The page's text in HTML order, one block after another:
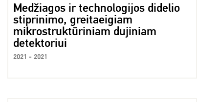
Medžiagos ir technologijos didelio
stiprinimo, greitaeigiam
mikrostruktūriniam dujiniam
detektoriui
2021 - 2021